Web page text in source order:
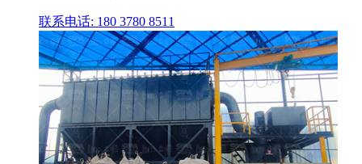
联系电话: 180 3780 8511